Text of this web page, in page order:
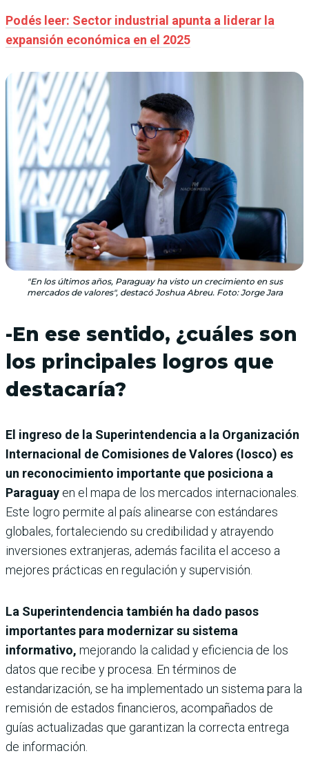
Podés leer: Sector industrial apunta a liderar la
expansión económica en el 2025
"En los últimos años, Paraguay ha visto un crecimiento en sus
mercados de valores", destacó Joshua Abreu. Foto: Jorge Jara
-En ese sentido, ¿cuáles son
los principales logros que
destacaría?
El ingreso de la Superintendencia a la Organización
Internacional de Comisiones de Valores (Iosco) es
un reconocimiento importante que posiciona a
Paraguay en el mapa de los mercados internacionales.
Este logro permite al país alinearse con estándares
globales, fortaleciendo su credibilidad y atrayendo
inversiones extranjeras, además facilita el acceso a
mejores prácticas en regulación y supervisión.
La Superintendencia también ha dado pasos
importantes para modernizar su sistema
informativo, mejorando la calidad y eficiencia de los
datos que recibe y procesa. En términos de
estandarización, se ha implementado un sistema para la
remisión de estados financieros, acompañados de
guías actualizadas que garantizan la correcta entrega
de información.